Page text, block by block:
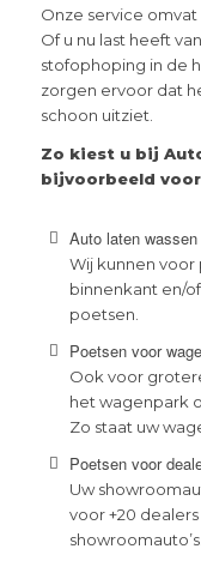
Onze service
Of u nu last heeft
stofophoping in de
zorgen ervoor dat
schoon uitziet.
Zo kiest u bij
bijvoorbeeld
Auto laten
Wij kunnen
binnenkant en/
poetsen.
Poetsen voor
Ook voor
het wagenpark
Zo staat uw
Poetsen voor
Uw
voor +20
showroomauto’s.